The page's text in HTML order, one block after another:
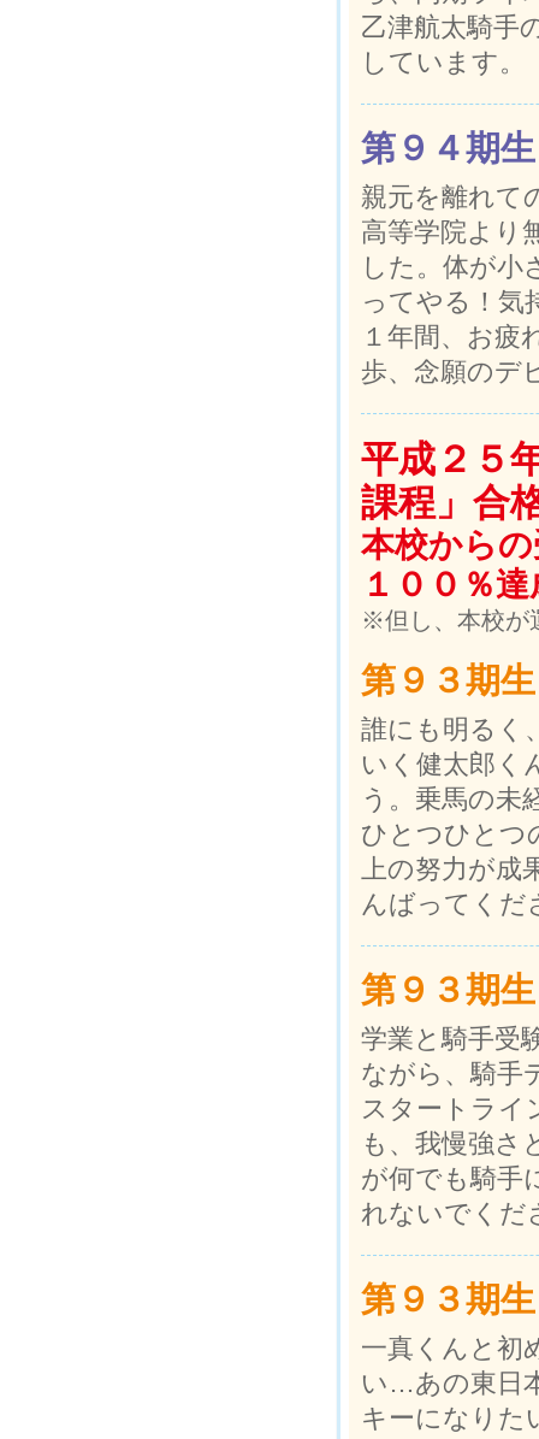
乙津航太騎手
しています。
第９４期生
親元を離れて
高等学院より
した。体が小
ってやる！気
１年間、お疲
歩、念願のデ
平成２５
課程」合
本校から
１００％達
※但し、本校が
第９３期生
誰にも明るく
いく健太郎く
う。乗馬の未
ひとつひとつ
上の努力が成
んばってくだ
第９３期生
学業と騎手受
ながら、騎手
スタートライ
も、我慢強さ
が何でも騎手
れないでくだ
第９３期生
一真くんと初
い…あの東日
キーになりた